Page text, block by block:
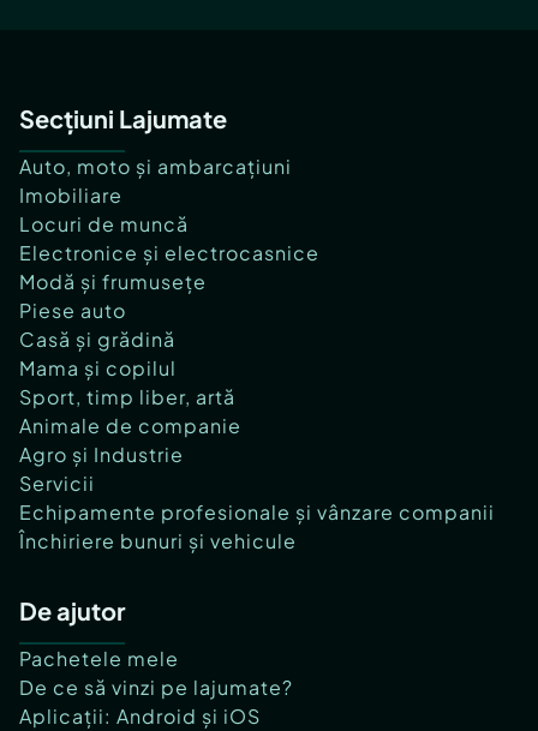
Secțiuni Lajumate
Auto, moto și ambarcațiuni
Imobiliare
Locuri de muncă
Electronice și electrocasnice
Modă și frumusețe
Piese auto
Casă și grădină
Mama și copilul
Sport, timp liber, artă
Animale de companie
Agro și Industrie
Servicii
Echipamente profesionale și vânzare companii
Închiriere bunuri și vehicule
De ajutor
Pachetele mele
De ce să vinzi pe lajumate?
Aplicații: Android și iOS